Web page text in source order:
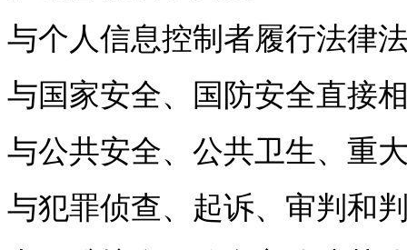
与个人信息控制者履行法律
与国家安全、国防安全直接
与公共安全、公共卫生、重
与犯罪侦查、起诉、审判和